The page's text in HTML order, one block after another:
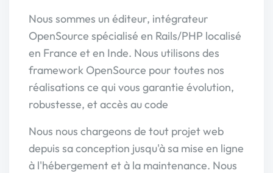
Nous sommes un éditeur, intégrateur
OpenSource spécialisé en Rails/PHP localisé
en France et en Inde. Nous utilisons des
framework OpenSource pour toutes nos
réalisations ce qui vous garantie évolution,
robustesse, et accès au code
Nous nous chargeons de tout projet web
depuis sa conception jusqu'à sa mise en ligne
à l'hébergement et à la maintenance. Nous